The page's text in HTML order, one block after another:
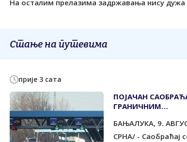
На осталим прелазима задржавања нису дужа
Стање на путевима
прије 3 сата
ПОЈАЧАН
ГРАНИЧНИМ
БАЊАЛУКА, 9.
СРНА/ - Саобраћај